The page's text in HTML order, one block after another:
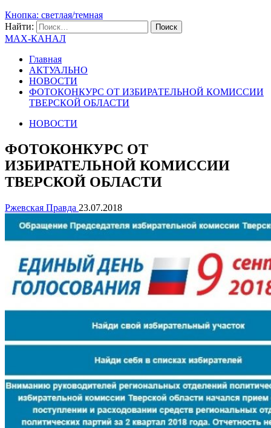
Кнопка: светлая/темная
Найти:
MAX-КАНАЛ
Главная
АКТУАЛЬНО
НОВОСТИ
ФОТОКОНКУРС ОТ ИЗБИРАТЕЛЬНОЙ КОМИССИИ
ТВЕРСКОЙ ОБЛАСТИ
НОВОСТИ
ФОТОКОНКУРС ОТ
ИЗБИРАТЕЛЬНОЙ КОМИССИИ
ТВЕРСКОЙ ОБЛАСТИ
Ржевская Правда 23.07.2018